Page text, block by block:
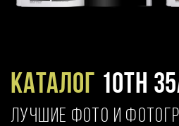
Каталог 10TH
ЛУЧШИЕ ФОТО И